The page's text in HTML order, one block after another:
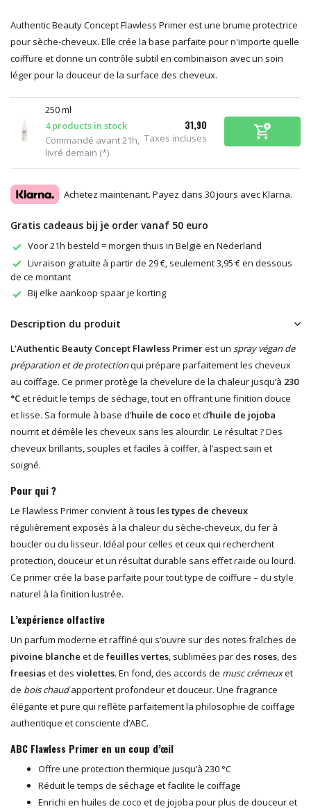
Authentic Beauty Concept Flawless Primer est une brume protectrice
pour sèche-cheveux. Elle crée la base parfaite pour n'importe quelle
coiffure et donne un contrôle subtil en combinaison avec un soin
léger pour la douceur de la surface des cheveux.
250 ml
4 products in stock
Commandé avant 21h,
livré demain (*)
31,90
Taxes incluses
Achetez maintenant. Payez dans 30 jours avec Klarna.
Gratis cadeaus bij je order vanaf 50 euro
Voor 21h besteld = morgen thuis in België en Nederland
Livraison gratuite à partir de 29 €, seulement 3,95 € en dessous
de ce montant
Bij elke aankoop spaar je korting
Description du produit
L'Authentic Beauty Concept Flawless Primerest un spray végan de
préparation et de protectionqui prépare parfaitement les cheveux
au coiffage. Ce primer protège la chevelure de la chaleur jusqu’à 230
°Cet réduit le temps de séchage, tout en offrant une finition douce
et lisse. Sa formule à base d’huile de cocoet d’huile de jojoba
nourrit et démêle les cheveux sans les alourdir. Le résultat ? Des
cheveux brillants, souples et faciles à coiffer, à l’aspect sain et
soigné.
Pour qui ?
Le Flawless Primer convient à tous les types de cheveux
régulièrement exposés à la chaleur du sèche-cheveux, du fer à
boucler ou du lisseur. Idéal pour celles et ceux qui recherchent
protection, douceur et un résultat durable sans effet raide ou lourd.
Ce primer crée la base parfaite pour tout type de coiffure – du style
naturel à la finition lustrée.
L’expérience olfactive
Un parfum moderne et raffiné qui s’ouvre sur des notes fraîches de
pivoine blanche et de feuilles vertes , sublimées par des roses , des
freesiaset des violettes. En fond, des accords de musc crémeuxet
de bois chaudapportent profondeur et douceur. Une fragrance
élégante et pure qui reflète parfaitement la philosophie de coiffage
authentique et consciente d’ABC.
ABC Flawless Primer en un coup d’œil
Offre une protection thermique jusqu’à 230 °C
Réduit le temps de séchage et facilite le coiffage
Enrichi en huiles de coco et de jojoba pour plus de douceur et